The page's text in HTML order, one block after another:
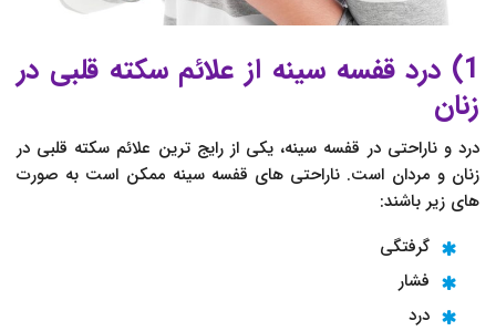
1) درد قفسه سینه از علائم سکته قلبی در
زنان
درد و ناراحتی در قفسه سینه، یکی از رایج ترین علائم سکته قلبی در
زنان و مردان است. ناراحتی های قفسه سینه ممکن است به صورت
های زیر باشند:
گرفتگی
فشار
درد